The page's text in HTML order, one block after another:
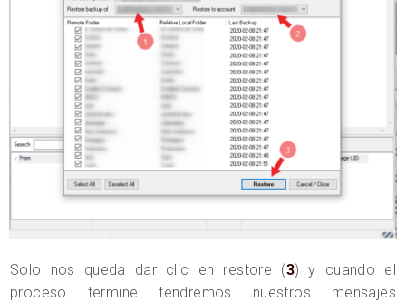
Solo nos queda dar clic en restore (3) y cuando el
proceso termine tendremos nuestros mensajes